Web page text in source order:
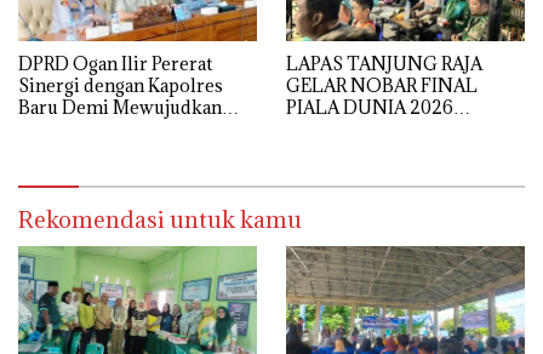
DPRD Ogan Ilir Pererat
Sinergi dengan Kapolres
Baru Demi Mewujudkan
LAPAS TANJUNG RAJA
GELAR NOBAR FINAL
PIALA DUNIA 2026
Rekomendasi untuk kamu